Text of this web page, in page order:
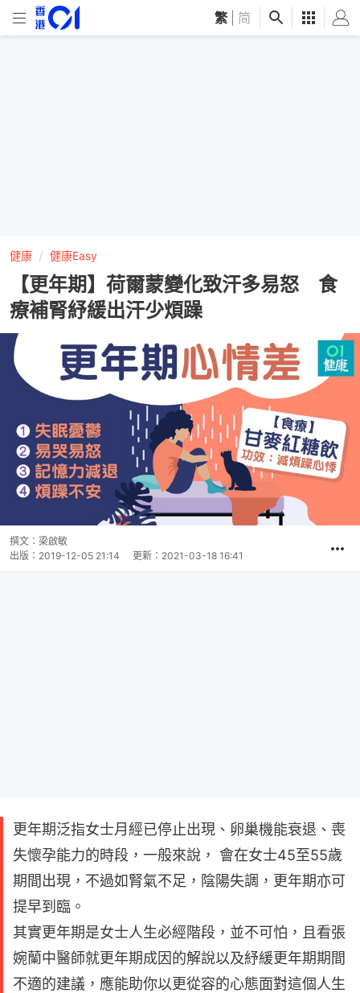
繁 简
健康 健康Easy
【更年期】荷爾蒙變化致汗多易怒 食
療補腎紓緩出汗少煩躁
撰文： 梁啟敏
出版： 2019-12-05 21:14 更新： 2021-03-18 16:41
更年期泛指女士月經已停止出現、卵巢機能衰退、喪
失懷孕能力的時段，一般來說， 會在女士45至55歲
期間出現，不過如腎氣不足，陰陽失調，更年期亦可
提早到臨。
其實更年期是女士人生必經階段，並不可怕，且看張
婉蘭中醫師就更年期成因的解說以及紓緩更年期期間
不適的建議，應能助你以更從容的心態面對這個人生